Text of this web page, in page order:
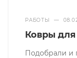
РАБОТЫ —
Ковры для
Подобрали и